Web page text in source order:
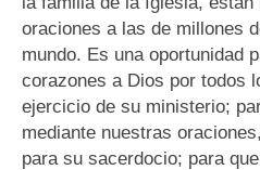
oraciones a las de millones
mundo. Es una oportunidad
corazones a Dios por todos
ejercicio de su ministerio;
mediante nuestras
para su sacerdocio; para